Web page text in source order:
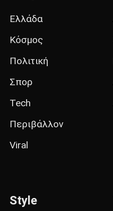
Ελλάδα
Κόσμος
Πολιτική
Σπορ
Tech
Περιβάλλον
Viral
Style